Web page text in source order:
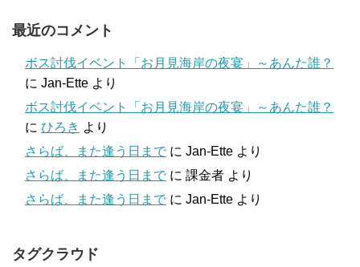
最近のコメント
ボス討伐イベント「お月見海岸の夜宴」～あんた誰？
に Jan-Ette より
ボス討伐イベント「お月見海岸の夜宴」～あんた誰？
に ひろき より
さらば、また逢う日まで に Jan-Ette より
さらば、また逢う日まで に 課金者 より
さらば、また逢う日まで に Jan-Ette より
タグクラウド